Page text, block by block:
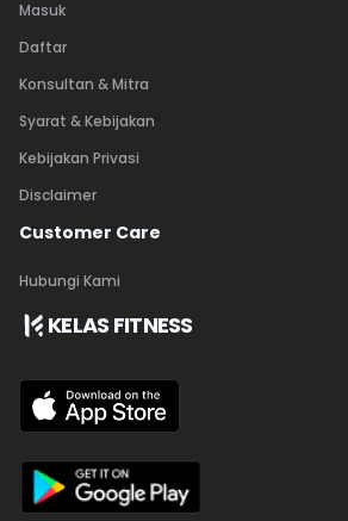
Masuk
Daftar
Konsultan & Mitra
Syarat & Kebijakan
Kebijakan Privasi
Disclaimer
Customer Care
Hubungi Kami
KELAS FITNESS